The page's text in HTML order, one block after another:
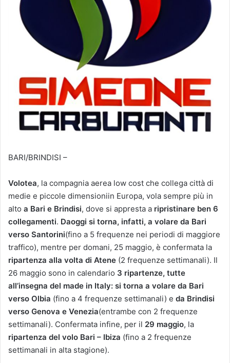
BARI/BRINDISI –
Volotea, la compagnia aerea low cost che collega città di
medie e piccole dimensioniin Europa, vola sempre più in
alto a Bari e Brindisi, dove si appresta a ripristinare ben 6
collegamenti. Daoggi si torna, infatti, a volare da Bari
verso Santorini(fino a 5 frequenze nei periodi di maggiore
traffico), mentre per domani, 25 maggio, è confermata la
ripartenza alla volta di Atene (2 frequenze settimanali). Il
26 maggio sono in calendario 3 ripartenze, tutte
all’insegna del made in Italy: si torna a volare da Bari
verso Olbia (fino a 4 frequenze settimanali) e da Brindisi
verso Genova e Venezia(entrambe con 2 frequenze
settimanali). Confermata infine, per il 29 maggio, la
ripartenza del volo Bari – Ibiza (fino a 2 frequenze
settimanali in alta stagione).